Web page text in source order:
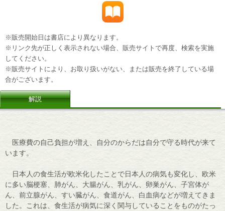
※販売開始日は書店により異なります。
※リンク先が正しく表示されない場合、販売サイトで再度、検索を実施
してください。
※販売サイトにより、お取り扱いがない、または販売を終了している場
合がございます。
解説
医療費の自己負担が増え、自分のからだは自分で守る時代が来て
います。
日本人の食生活が欧米化したことで日本人の病気も変化し、欧米
に多い脳梗塞、肺がん、大腸がん、乳がん、卵巣がん、子宮体が
ん、前立腺がん、すい臓がん、食道がん、白血病などが増えてきま
した。これは、食生活が病気に深く関与していることをものがたっ